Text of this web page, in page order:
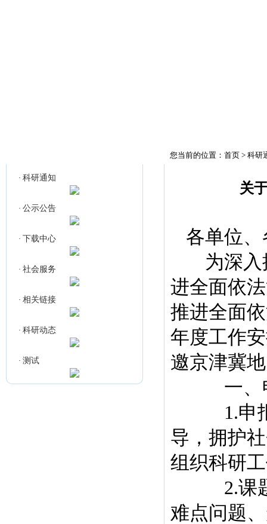
· 科研通知
· 公示公告
· 下载中心
· 社会服务
· 相关链接
· 科研动态
· 测试
您当前的位置： 首页 > 科研
关
各单位
为深入
进全面依
推进全面
年度工作
邀京津冀
一、
1.申报
导，拥护
组织科研
2.课题
难点问题